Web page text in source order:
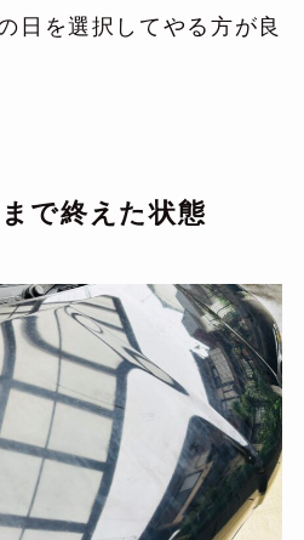
日を選択してやる方が良
で終えた状態